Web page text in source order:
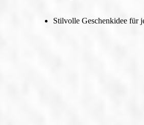
Stilvolle Geschenkidee für